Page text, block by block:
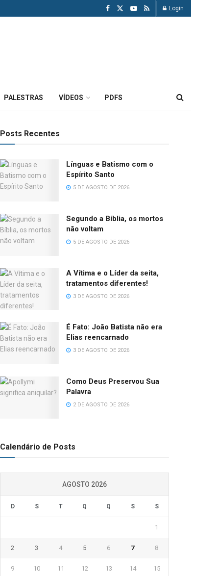
Login
PALESTRAS VÍDEOS PDFS
Posts Recentes
Línguas e Batismo com o
Espírito Santo
5 DE AGOSTO DE 2026
Segundo a Bíblia, os mortos
não voltam
5 DE AGOSTO DE 2026
A Vítima e o Líder da seita,
tratamentos diferentes!
3 DE AGOSTO DE 2026
É Fato: João Batista não era
Elias reencarnado
3 DE AGOSTO DE 2026
Como Deus Preservou Sua
Palavra
2 DE AGOSTO DE 2026
Calendário de Posts
AGOSTO 2026
D S T Q Q S S
1
2 3 4 5 6 7 8
9 10 11 12 13 14 15